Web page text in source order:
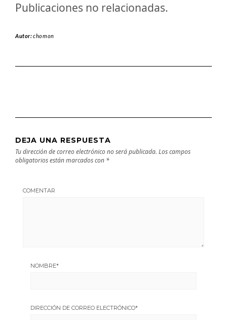
Publicaciones no relacionadas.
Autor:chomon
DEJA UNA RESPUESTA
Tu dirección de correo electrónico no será publicada. Los campos
obligatorios están marcados con *
COMENTAR
NOMBRE*
DIRECCIÓN DE CORREO ELECTRÓNICO*